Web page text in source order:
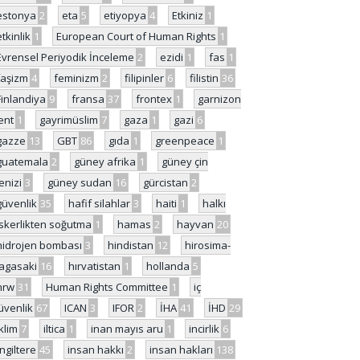
2 eta 5 etiyopya 4 Etkiniz 1
1 European Court of Human Rights 1
Periyodik İnceleme 2 ezidi 1 fas 1
4 feminizm 2 filipinler 6 filistin 36
9 fransa 37 frontex 1
garnizon
1 gayrimüslim 7 gaza 1 gazi 6
13 GBT 86 gıda 1 greenpeace 1
2 güney afrika 1
güney çin
3 güney sudan 16 gürcistan 2
35 hafif silahlar 3 haiti 1
halkı
soğutma 1 hamas 2 hayvan 20
bombası 3 hindistan 12
hirosima-
16 hırvatistan 1 hollanda 5
31 Human Rights Committee 1
iç
67 ICAN 3 IFOR 2 İHA 41 İHD 29
7 iltica 1 inan mayıs aru 1 incirlik 6
45 insan hakkı 2 insan hakları 138